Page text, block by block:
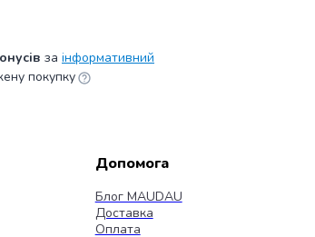
за інформативний
покупку
Допомога
Блог MAUDAU
Доставка
Оплата